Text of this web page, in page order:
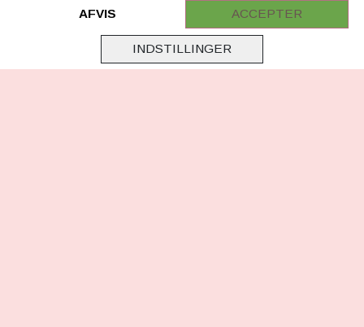
Samarbejde
Virksomhedsoplysninger
Cookie & Privatlivsoplysninger
INDSTILLINGER
AFVIS ACCEPTER